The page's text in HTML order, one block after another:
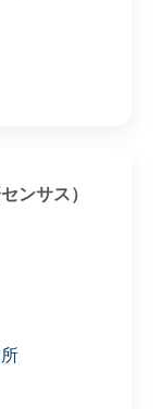
ンサス）